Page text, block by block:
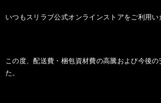
いつもスリラブ公式オンラインストアをご利用
この度、配送費・梱包資材費の高騰および今後
た。